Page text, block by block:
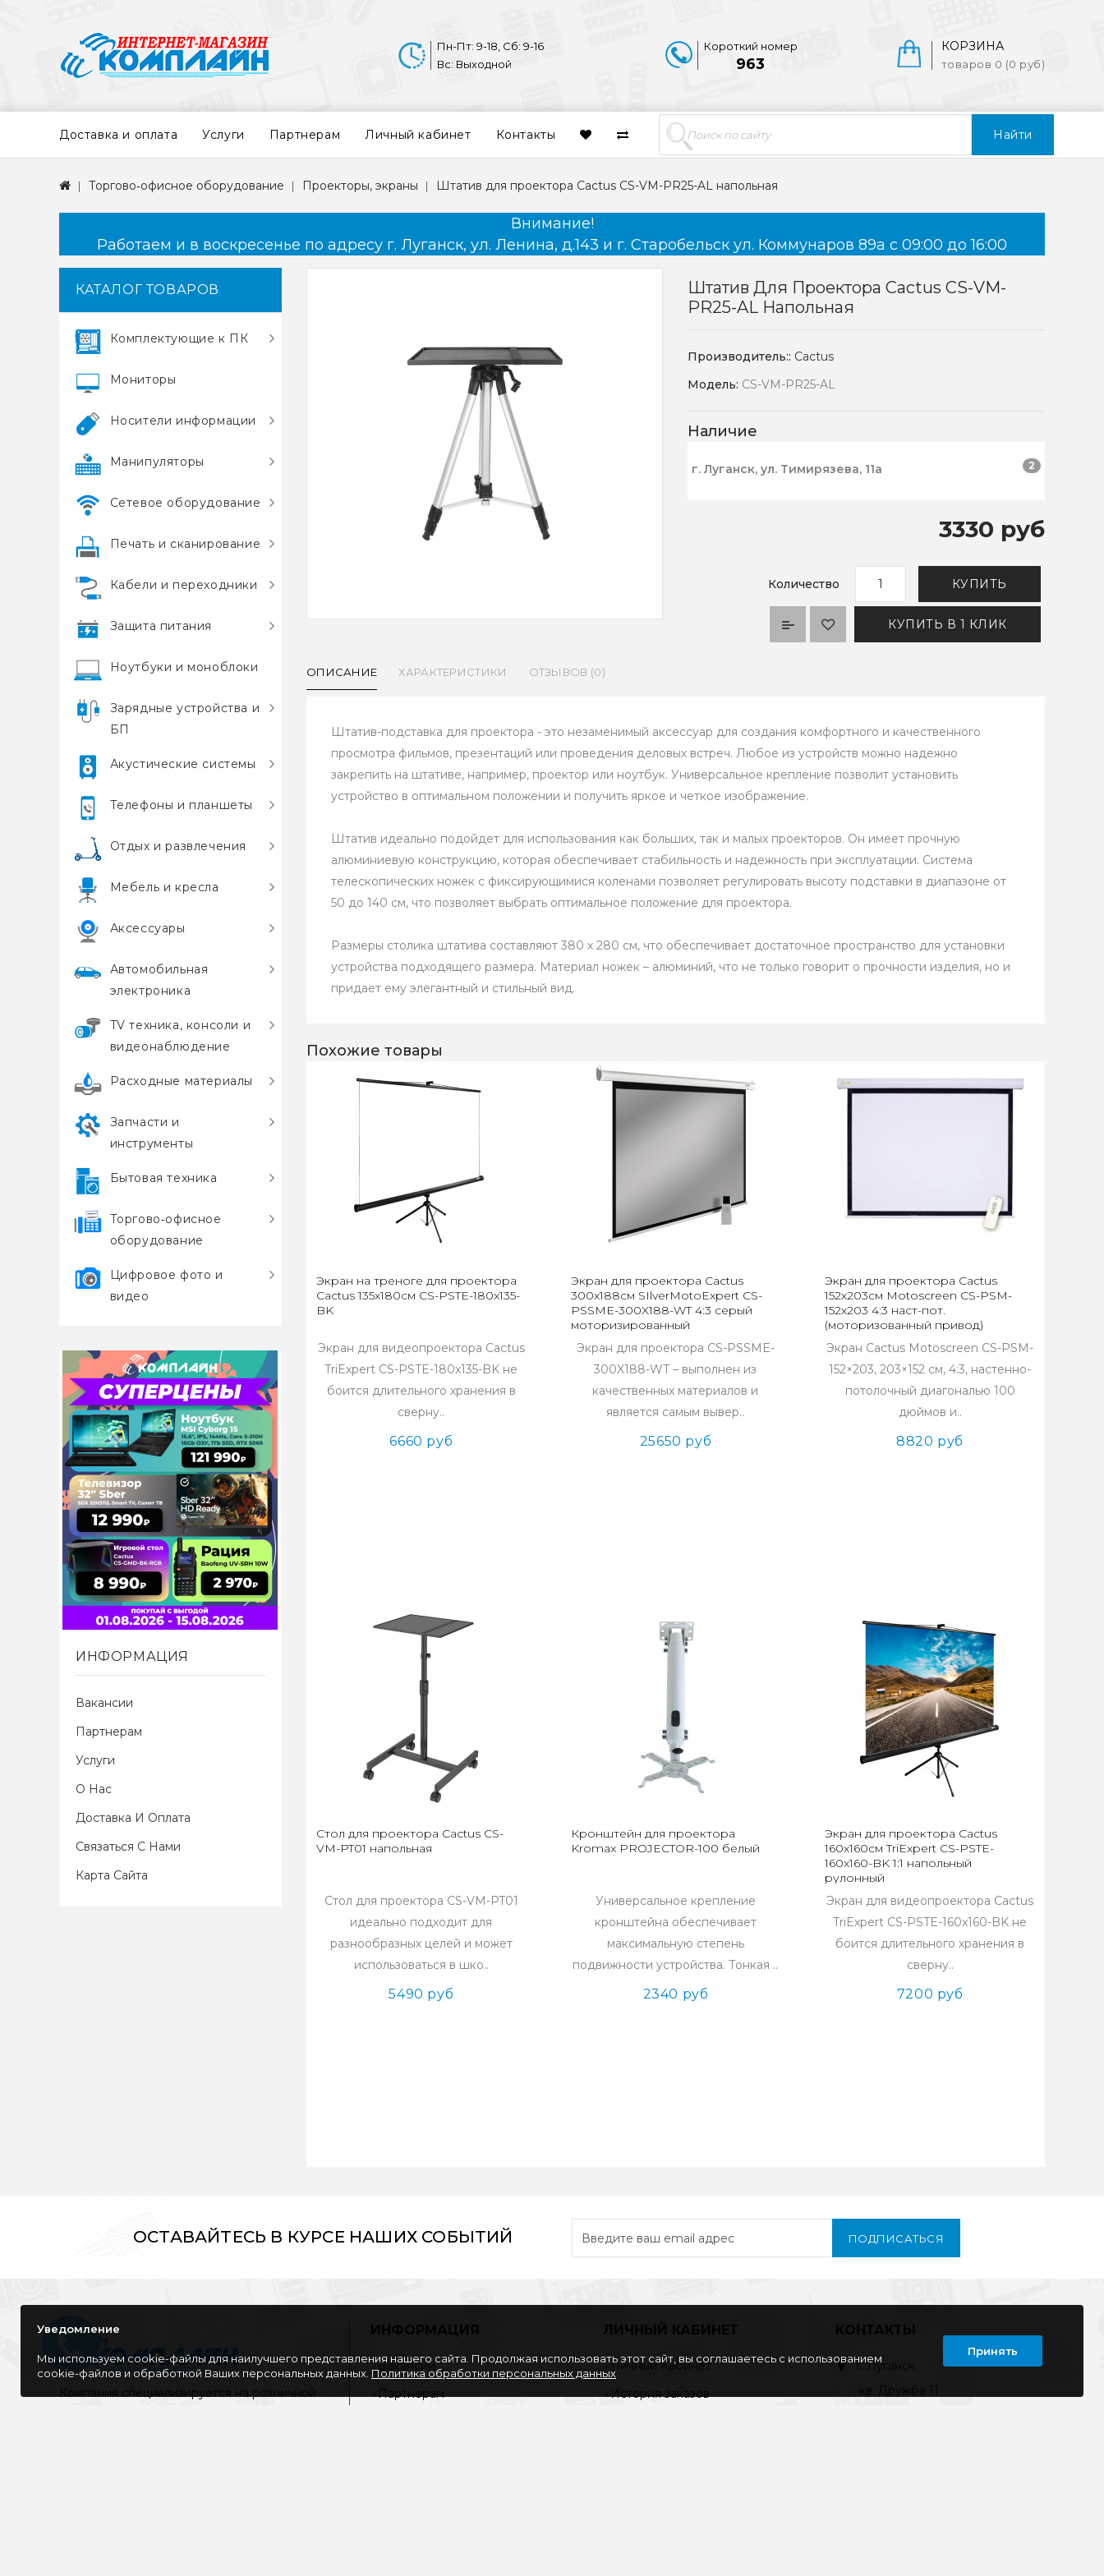
Найти
КОРЗИНА
товаров 0 (0 руб)
Короткий номер
963
Пн-Пт: 9-18, Сб: 9-16
Вс: Выходной
Доставка и оплата Услуги Партнерам Личный кабинет Контакты
Торгово‑офисное оборудование Проекторы, экраны Штатив для проектора Cactus CS-VM-PR25-AL напольная
Внимание!
Работаем и в воскресенье по адресу г. Луганск, ул. Ленина, д.143 и г. Старобельск ул. Коммунаров 89а с 09:00 до 16:00
КАТАЛОГ ТОВАРОВ
Комплектующие к ПК
Мониторы
Носители информации
Манипуляторы
Сетевое оборудование
Печать и сканирование
Кабели и переходники
Защита питания
Ноутбуки и моноблоки
Зарядные устройства и
БП
Акустические системы
Телефоны и планшеты
Отдых и развлечения
Мебель и кресла
Аксессуары
Автомобильная
электроника
TV техника, консоли и
видеонаблюдение
Расходные материалы
Запчасти и
инструменты
Бытовая техника
Торгово‑офисное
оборудование
Цифровое фото и
видео
ИНФОРМАЦИЯ
Вакансии
Партнерам
Услуги
О Нас
Доставка И Оплата
Связаться С Нами
Карта Сайта
Штатив Для Проектора Cactus CS-VM-
PR25-AL Напольная
Производитель:: Cactus
Модель: CS-VM-PR25-AL
Наличие
г. Луганск, ул. Тимирязева, 11а 2
3330 руб
Количество КУПИТЬ
КУПИТЬ В 1 КЛИК
ОПИСАНИЕ ХАРАКТЕРИСТИКИ ОТЗЫВОВ (0)
Штатив-подставка для проектора - это незаменимый аксессуар для создания комфортного и качественного
просмотра фильмов, презентаций или проведения деловых встреч. Любое из устройств можно надежно
закрепить на штативе, например, проектор или ноутбук. Универсальное крепление позволит установить
устройство в оптимальном положении и получить яркое и четкое изображение.
Штатив идеально подойдет для использования как больших, так и малых проекторов. Он имеет прочную
алюминиевую конструкцию, которая обеспечивает стабильность и надежность при эксплуатации. Система
телескопических ножек с фиксирующимися коленами позволяет регулировать высоту подставки в диапазоне от
50 до 140 см, что позволяет выбрать оптимальное положение для проектора.
Размеры столика штатива составляют 380 х 280 см, что обеспечивает достаточное пространство для установки
устройства подходящего размера. Материал ножек – алюминий, что не только говорит о прочности изделия, но и
придает ему элегантный и стильный вид.
Похожие товары
Экран на треноге для проектора
Cactus 135x180см CS-PSTE-180x135-
BK
Экран для видеопроектора Cactus
TriExpert CS-PSTE-180x135-BK не
боится длительного хранения в
сверну..
6660 руб
Экран для проектора Cactus
300x188см SIlverMotoExpert CS-
PSSME-300X188-WT 4:3 серый
моторизированный
Экран для проектора CS-PSSME-
300X188-WT – выполнен из
качественных материалов и
является самым вывер..
25650 руб
Экран для проектора Cactus
152x203см Motoscreen CS-PSM-
152x203 4:3 наст-пот.
(моторизованный привод)
Экран Cactus Motoscreen CS-PSM-
152×203, 203×152 см, 4:3, настенно-
потолочный диагональю 100
дюймов и..
8820 руб
Стол для проектора Cactus CS-
VM-PT01 напольная
Стол для проектора CS-VM-PT01
идеально подходит для
разнообразных целей и может
использоваться в шко..
5490 руб
Кронштейн для проектора
Kromax PROJECTOR-100 белый
Универсальное крепление
кронштейна обеспечивает
максимальную степень
подвижности устройства. Тонкая ..
2340 руб
Экран для проектора Cactus
160x160см TriExpert CS-PSTE-
160x160-BK 1:1 напольный
рулонный
Экран для видеопроектора Cactus
TriExpert CS-PSTE-160x160-BK не
боится длительного хранения в
сверну..
7200 руб
ОСТАВАЙТЕСЬ В КУРСЕ НАШИХ СОБЫТИЙ ПОДПИСАТЬСЯ
Компания специализируется на розничной
ИНФОРМАЦИЯ
Вакансии
Партнерам
ЛИЧНЫЙ КАБИНЕТ
Личный Кабинет
История заказов
КОНТАКТЫ
г. Луганск
кв. Дружба 11
Уведомление
Мы используем cookie-файлы для наилучшего представления нашего сайта. Продолжая использовать этот сайт, вы соглашаетесь с использованием
cookie-файлов и обработкой Ваших персональных данных. Политика обработки персональных данных
Принять